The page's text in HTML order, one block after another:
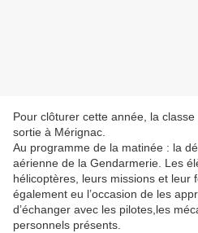
Pour clôturer cette année, la classe
sortie à Mérignac.
Au programme de la matinée : la
aérienne de la Gendarmerie. Les
hélicoptères, leurs missions et leur
également eu l’occasion de les
d’échanger avec les pilotes,les
personnels présents.